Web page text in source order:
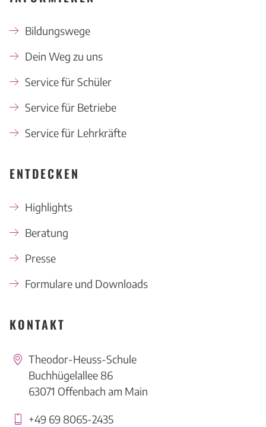
Bildungswege
Dein Weg zu uns
Service für Schüler
Service für Betriebe
Service für Lehrkräfte
ENTDECKEN
Highlights
Beratung
Presse
Formulare und Downloads
KONTAKT
Theodor-Heuss-Schule
Buchhügelallee 86
63071 Offenbach am Main
+49 69 8065-2435